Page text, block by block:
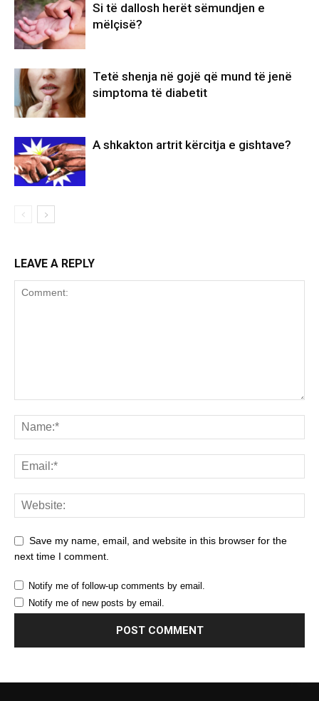
Si të dallosh herët sëmundjen e
mëlçisë?
Tetë shenja në gojë që mund të jenë
simptoma të diabetit
A shkakton artrit kërcitja e gishtave?
LEAVE A REPLY
Save my name, email, and website in this browser for the
next time I comment.
Notify me of follow-up comments by email.
Notify me of new posts by email.